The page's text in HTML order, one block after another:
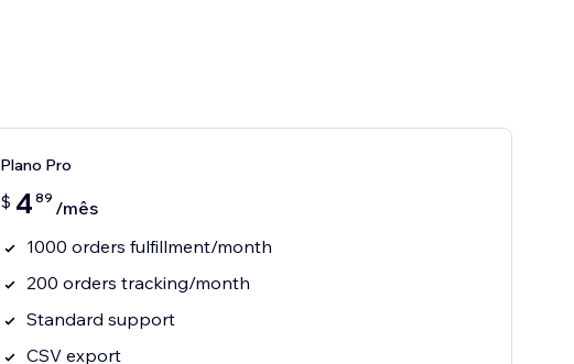
Plano Pro
$ 4 89 /mês
1000 orders fulfillment/month
200 orders tracking/month
Standard support
CSV export